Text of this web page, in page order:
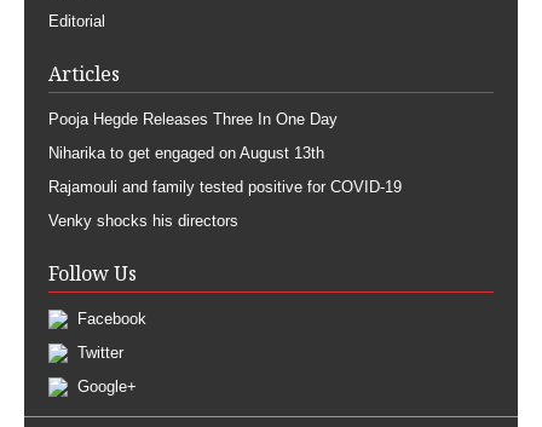
Editorial
Articles
Pooja Hegde Releases Three In One Day
Niharika to get engaged on August 13th
Rajamouli and family tested positive for COVID-19
Venky shocks his directors
Follow Us
Facebook
Twitter
Google+